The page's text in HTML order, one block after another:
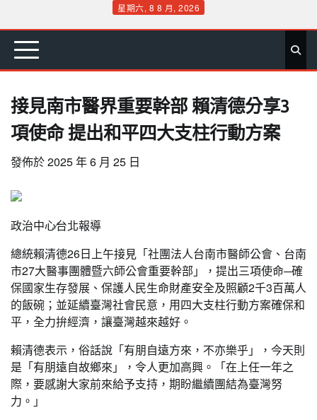
content
星期六, 8 8 月, 2026
首 要 娛 生 社 文 公 運 旅 政 地 專
接見南市醫界重要幹部 賴清德分享3
項使命 提出和平四大支柱行動方案
發佈於2025 年 6 月 25 日
政治中心∕台北報導
總統賴清德26日上午接見「社團法人台南市醫師公會、台南
市27大醫事團體暨六師公會重要幹部」，提出三項使命─確
保國家生存發展、保護人民生命財產安全及照顧2千3百萬人
的飯碗；並延續臺灣社會民意，用四大支柱行動方案確保和
平，全力拚經濟，讓臺灣越來越好。
賴清德表示，俗話說「有朋自遠方來，不亦樂乎」，今天則
是「有朋遠自故鄉來」，令人更加高興。「在上任一年之
際，要感謝大家前來給予支持，期盼繼續團結為臺灣努
力。」